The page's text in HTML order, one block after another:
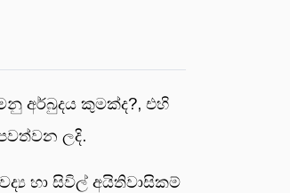
අර්බුදය කුමක්ද?, එහි
ලදි.
හා සිවිල් අයිතිවාසිකම්